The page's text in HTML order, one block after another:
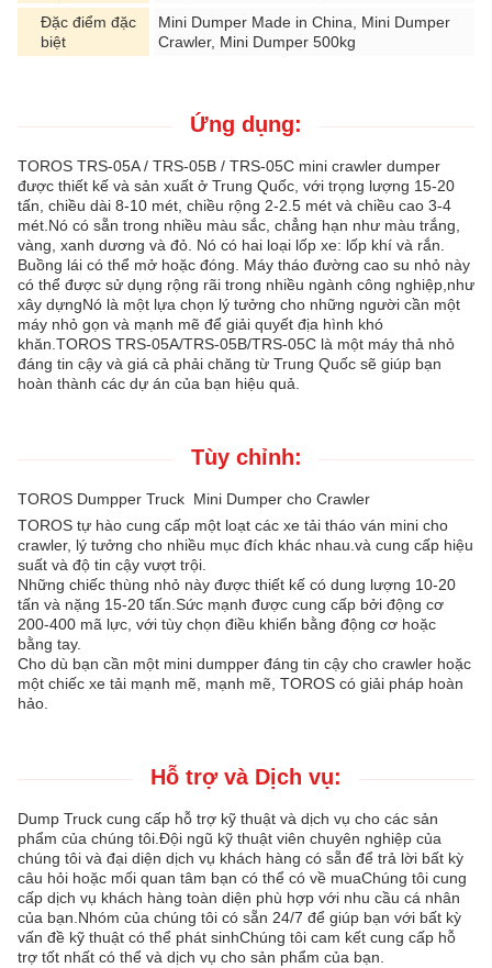
Đặc điểm đặc
biệt
Mini Dumper Made in China, Mini Dumper
Crawler, Mini Dumper 500kg
Ứng dụng:
TOROS TRS-05A / TRS-05B / TRS-05C mini crawler dumper
được thiết kế và sản xuất ở Trung Quốc, với trọng lượng 15-20
tấn, chiều dài 8-10 mét, chiều rộng 2-2.5 mét và chiều cao 3-4
mét.Nó có sẵn trong nhiều màu sắc, chẳng hạn như màu trắng,
vàng, xanh dương và đỏ. Nó có hai loại lốp xe: lốp khí và rắn.
Buồng lái có thể mở hoặc đóng. Máy tháo đường cao su nhỏ này
có thể được sử dụng rộng rãi trong nhiều ngành công nghiệp,như
xây dựngNó là một lựa chọn lý tưởng cho những người cần một
máy nhỏ gọn và mạnh mẽ để giải quyết địa hình khó
khăn.TOROS TRS-05A/TRS-05B/TRS-05C là một máy thả nhỏ
đáng tin cậy và giá cả phải chăng từ Trung Quốc sẽ giúp bạn
hoàn thành các dự án của bạn hiệu quả.
Tùy chỉnh:
TOROS Dumpper Truck ️ Mini Dumper cho Crawler
TOROS tự hào cung cấp một loạt các xe tải tháo ván mini cho
crawler, lý tưởng cho nhiều mục đích khác nhau.và cung cấp hiệu
suất và độ tin cậy vượt trội.
Những chiếc thùng nhỏ này được thiết kế có dung lượng 10-20
tấn và nặng 15-20 tấn.Sức mạnh được cung cấp bởi động cơ
200-400 mã lực, với tùy chọn điều khiển bằng động cơ hoặc
bằng tay.
Cho dù bạn cần một mini dumpper đáng tin cậy cho crawler hoặc
một chiếc xe tải mạnh mẽ, mạnh mẽ, TOROS có giải pháp hoàn
hảo.
Hỗ trợ và Dịch vụ:
Dump Truck cung cấp hỗ trợ kỹ thuật và dịch vụ cho các sản
phẩm của chúng tôi.Đội ngũ kỹ thuật viên chuyên nghiệp của
chúng tôi và đại diện dịch vụ khách hàng có sẵn để trả lời bất kỳ
câu hỏi hoặc mối quan tâm bạn có thể có về muaChúng tôi cung
cấp dịch vụ khách hàng toàn diện phù hợp với nhu cầu cá nhân
của bạn.Nhóm của chúng tôi có sẵn 24/7 để giúp bạn với bất kỳ
vấn đề kỹ thuật có thể phát sinhChúng tôi cam kết cung cấp hỗ
trợ tốt nhất có thể và dịch vụ cho sản phẩm của bạn.